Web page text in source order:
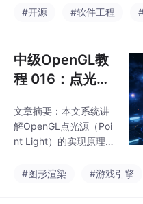
e）！你可能会
吗？我天天用！🙅‍♂️ 如果
你以为开源只是 “免费
拿代码”，那可就 too yo
源的世界远比你想象的
精彩！从家酿啤酒配方
🍺到基因组研究🧬，从
亿设备的操作系统，开
#开源 #软件工程
中级OpenGL教
程 016：点光源
+从零代码实现
｜物理衰减推演
文章摘要：本文系统讲
解OpenGL点光源（Poi
nt Light）的实现原理与
分析球面光能扩散模
#图形渲染 #游戏引擎